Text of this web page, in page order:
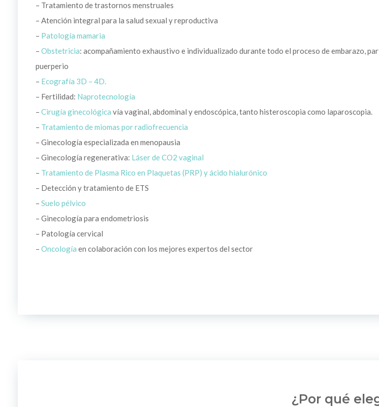
– Tratamiento de trastornos menstruales
– Atención integral para la salud sexual y reproductiva
– Patología mamaria
– Obstetricia: acompañamiento exhaustivo e individualizado durante todo el proceso de embarazo,
puerperio
– Ecografía 3D – 4D.
– Fertilidad: Naprotecnología
– Cirugía ginecológica vía vaginal, abdominal y endoscópica, tanto histeroscopia como laparoscopia.
– Tratamiento de miomas por radiofrecuencia
– Ginecología especializada en menopausia
– Ginecología regenerativa: Láser de CO2 vaginal
– Tratamiento de Plasma Rico en Plaquetas (PRP) y ácido hialurónico
– Detección y tratamiento de ETS
– Suelo pélvico
– Ginecología para endometriosis
– Patología cervical
– Oncología en colaboración con los mejores expertos del sector
¿Por qué